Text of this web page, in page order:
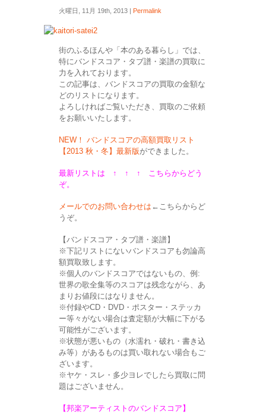
火曜日, 11月 19th, 2013 | Permalink
街のふるほんや「本のある暮らし」では、
特にバンドスコア・タブ譜・楽譜の買取に
力を入れております。
この記事は、バンドスコアの買取の金額な
どのリストになります。
よろしければご覧いただき、買取のご依頼
をお願いいたします。
NEW！ バンドスコアの高額買取リスト
【2013 秋・冬】最新版ができました。
最新リストは ↑ ↑ ↑
こちらからどう
ぞ。
メールでのお問い合わせは ←こちらからど
うぞ。
【バンドスコア・タブ譜・楽譜】
※下記リストにないバンドスコアも勿論高
額買取致します。
※個人のバンドスコアではないもの、例:
世界の歌全集等のスコアは残念ながら、あ
まりお値段にはなりません。
※付録やCD・DVD・ポスター・ステッカ
ー等々がない場合は査定額が大幅に下がる
可能性がございます。
※状態が悪いもの（水濡れ・破れ・書き込
み等）があるものは買い取れない場合もご
ざいます。
※ヤケ・スレ・多少ヨレでしたら買取に問
題はございません。
【邦楽アーティストのバンドスコア】